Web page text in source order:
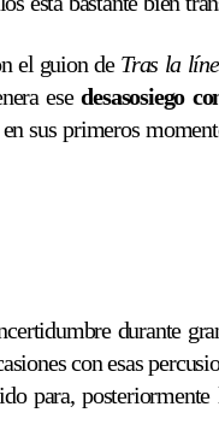
el guion de Tras la
esedesasosiego
sus primeros
durante
con esas
para,